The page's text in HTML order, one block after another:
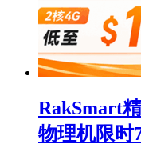
RakSmart
物理机限时